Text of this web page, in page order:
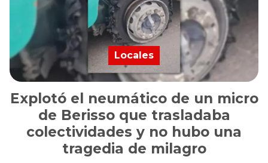
Explotó el neumático de un micro
de Berisso que trasladaba
colectividades y no hubo una
tragedia de milagro
Locales